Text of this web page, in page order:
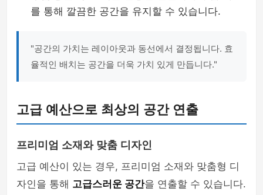
를 통해 깔끔한 공간을 유지할 수 있습니다.
"공간의 가치는 레이아웃과 동선에서 결정됩니다. 효
율적인 배치는 공간을 더욱 가치 있게 만듭니다."
고급 예산으로 최상의 공간 연출
프리미엄 소재와 맞춤 디자인
고급 예산이 있는 경우, 프리미엄 소재와 맞춤형 디
자인을 통해 고급스러운 공간을 연출할 수 있습니다.